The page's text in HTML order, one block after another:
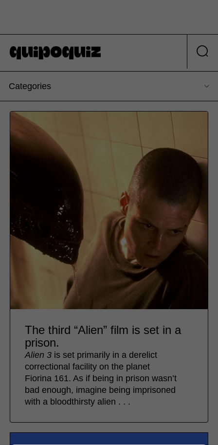
Categories
The third “Alien” film is set in a
prison.
Alien 3 is set primarily in a derelict
correctional facility on the planet
Fiorina 161. As if being in prison wasn’t
bad enough, imagine being imprisoned
with a bloodthirsty alien . . .